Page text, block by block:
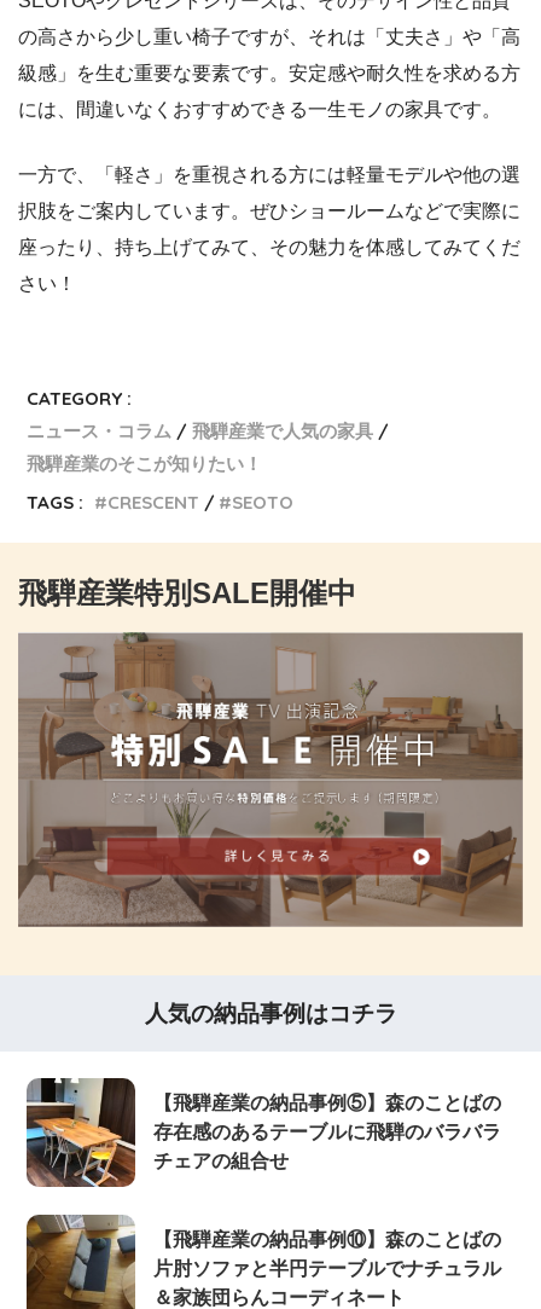
の高さから少し重い椅子ですが、それは「丈夫さ」や「高
級感」を生む重要な要素です。安定感や耐久性を求める方
には、間違いなくおすすめできる一生モノの家具です。
一方で、「軽さ」を重視される方には軽量モデルや他の選
択肢をご案内しています。ぜひショールームなどで実際に
座ったり、持ち上げてみて、その魅力を体感してみてくだ
さい！
CATEGORY :
ニュース・コラム
飛騨産業で人気の家具
飛騨産業のそこが知りたい！
TAGS :
CRESCENT SEOTO
飛騨産業特別SALE開催中
人気の納品事例はコチラ
【飛騨産業の納品事例⑤】森のことばの
存在感のあるテーブルに飛騨のバラバラ
チェアの組合せ
【飛騨産業の納品事例⑩】森のことばの
片肘ソファと半円テーブルでナチュラル
＆家族団らんコーディネート